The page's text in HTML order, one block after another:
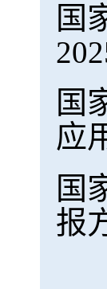
国
国
应
国
报